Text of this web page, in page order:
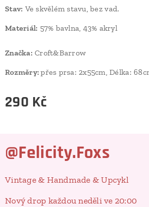
Stav: Ve skvělém stavu, bez vad.
Materiál: 57% bavlna, 43% akryl
Značka: Croft&Barrow
Rozměry:přes prsa: 2x55cm, Délka:
290 Kč
@Felicity.Foxs
Vintage & Handmade & Upcykl
Nový drop každou neděli ve 20:00